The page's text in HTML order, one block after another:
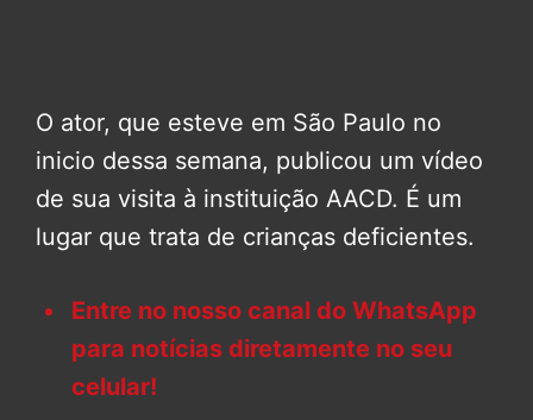
O ator, que esteve em São Paulo no
inicio dessa semana, publicou um vídeo
de sua visita à instituição AACD. É um
lugar que trata de crianças deficientes.
Entre no nosso canal do WhatsApp
para notícias diretamente no seu
celular!